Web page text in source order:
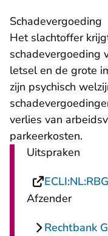
Schadevergoeding
Het slachtoffer
schadevergoeding
letsel en de grote
zijn psychisch
verlies van
parkeerkosten.
Uitspraken
Afzender
Rechtbank